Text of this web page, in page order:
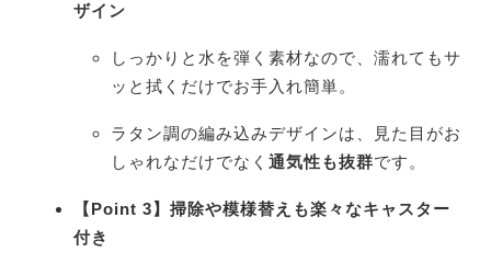
ザイン
しっかりと水を弾く素材なので、濡れてもサ
ッと拭くだけでお手入れ簡単。
ラタン調の編み込みデザインは、見た目がお
しゃれなだけでなく 通気性も抜群です。
【Point 3】掃除や模様替えも楽々なキャスター
付き